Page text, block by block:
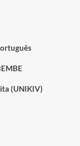
(UNIKIV)